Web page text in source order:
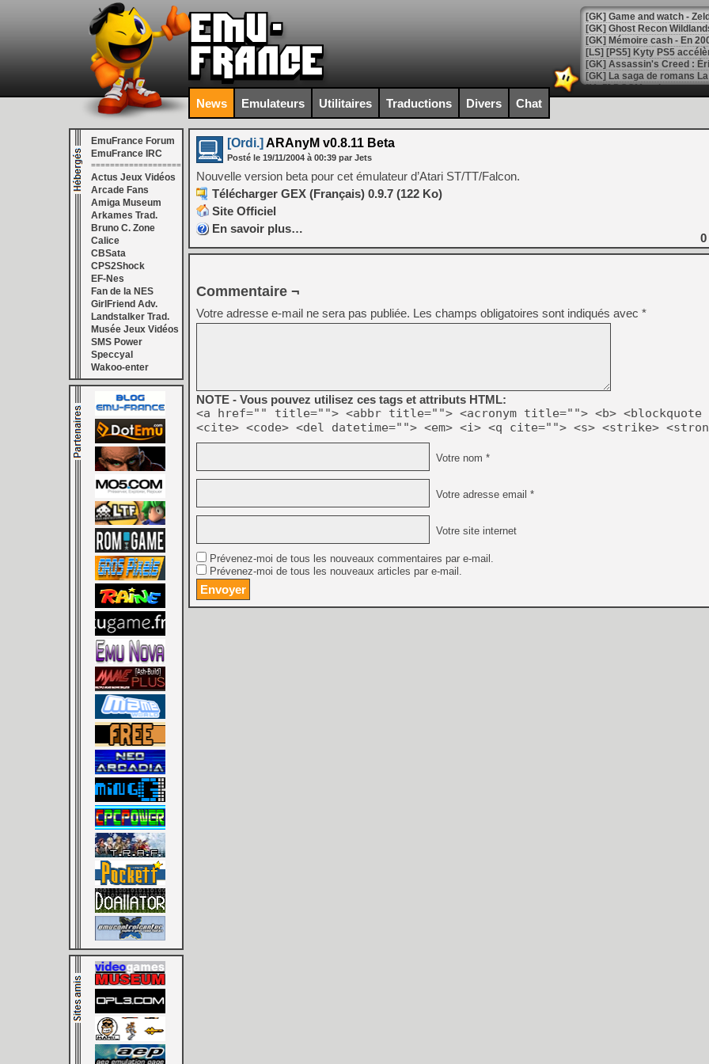
[Mo5] DOOM arrive en
[GK] Bethesda fête les 30
[GK] Roblox : l'action en
[GK] Agenda - GeForce
[LS] [PS5] ps5-y2jb-
[GK] Pourquoi Marvel
[GK] Test : Restory : Chill
[GK] GTA 6 : Rockstar
[GK] Hot Wheels Infinite
[GK] Mémoire cash -
[GK] Résultats Nintendo :
[GK] Déjà des
[Mo5] Brickboy cherche à
[GK] Minecraft et ses «
[GK] Beast of
[GK] Ubisoft : fin de partie
[GK] Mémoire cash -
[GK] Dan Houser (GTA)
[GK] Comment EA Sports
[GK] Crimson Moon : un
[GK] Isle of Reveries : le
[GK] Moonlighter 2 : The
[GK] Capcom relance
[Mo5] Deux inédits du
[GK] Le beat'em up The
[GK] Endless Legend 2 :
[LS] [PS5] Premiers
News Emulateurs Utilitaires Traductions Divers Chat
EmuFrance Forum
EmuFrance IRC
===================
Actus Jeux Vidéos
Arcade Fans
Amiga Museum
Arkames Trad.
Bruno C. Zone
Calice
CBSata
CPS2Shock
EF-Nes
Fan de la NES
GirlFriend Adv.
Landstalker Trad.
Musée Jeux Vidéos
SMS Power
Speccyal
Wakoo-enter
[Ordi.] ARAnyM v0.8.11 Beta
Posté le 19/11/2004 à 00:39 par Jets
Nouvelle version beta pour cet émulateur d’Atari ST/TT/Falcon.
Télécharger GEX (Français) 0.9.7 (122 Ko)
Site Officiel
En savoir plus…
0
Commentaire ¬
Votre adresse e-mail ne sera pas publiée. Les champs obligatoires sont indiqués avec *
NOTE - Vous pouvez utilisez ces tags et attributs HTML:
<a href="" title=""> <abbr title=""> <acronym title=""> <b> <blockquote
<cite> <code> <del datetime=""> <em> <i> <q cite=""> <s> <strike>
Votre nom *
Votre adresse email *
Votre site internet
Prévenez-moi de tous les nouveaux commentaires par e-mail.
Prévenez-moi de tous les nouveaux articles par e-mail.